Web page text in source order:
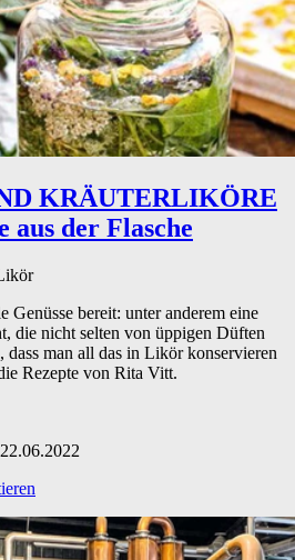
KRÄUTERLIKÖRE
aus der Flasche
Genüsse bereit: unter anderem eine
die nicht selten von üppigen Düften
dass man all das in Likör konservieren
Rezepte von Rita Vitt.
22.06.2022